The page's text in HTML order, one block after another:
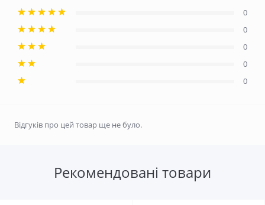
0
0
0
0
0
Відгуків про цей товар ще не було.
Рекомендовані товари